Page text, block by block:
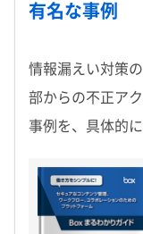
有名な事例
情報漏えい対策
部からの不正ア
事例を、具体的